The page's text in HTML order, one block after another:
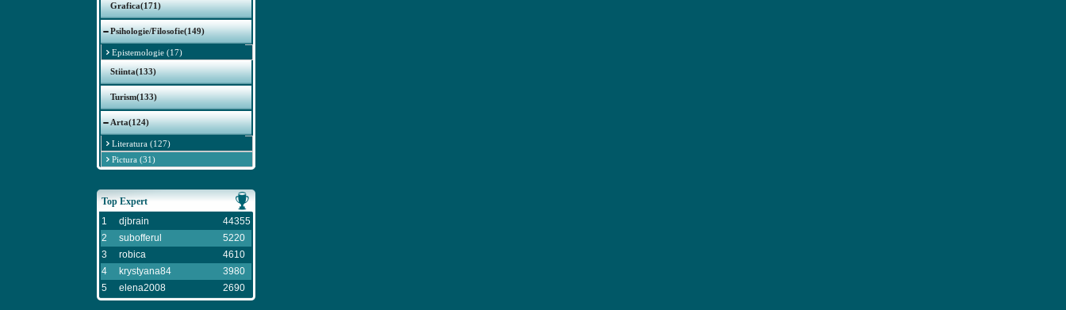
Grafica(171)
Psihologie/Filosofie(149)
Epistemologie (17)
Stiinta(133)
Turism(133)
Arta(124)
Literatura (127)
Pictura (31)
Top Expert
1
djbrain
44355
2
subofferul
5220
3
robica
4610
4
krystyana84
3980
5
elena2008 2690